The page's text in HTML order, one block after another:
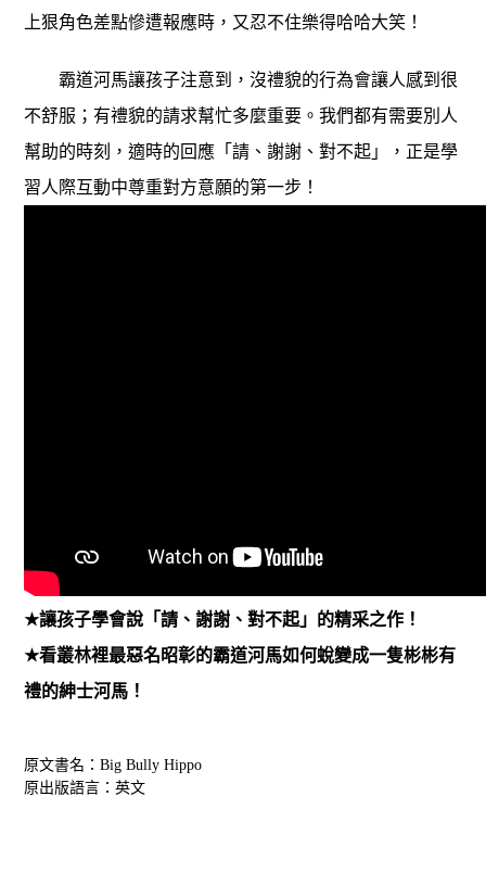
上狠角色差點慘遭報應時，又忍不住樂得哈哈大笑！
霸道河馬讓孩子注意到，沒禮貌的行為會讓人感到很
不舒服；有禮貌的請求幫忙多麼重要。我們都有需要別人
幫助的時刻，適時的回應「請、謝謝、對不起」，正是學
習人際互動中尊重對方意願的第一步！
★讓孩子學會說「請、謝謝、對不起」的精采之作！
★看叢林裡最惡名昭彰的霸道河馬如何蛻變成一隻彬彬有
禮的紳士河馬！
原文書名：Big Bully Hippo
原出版語言：英文